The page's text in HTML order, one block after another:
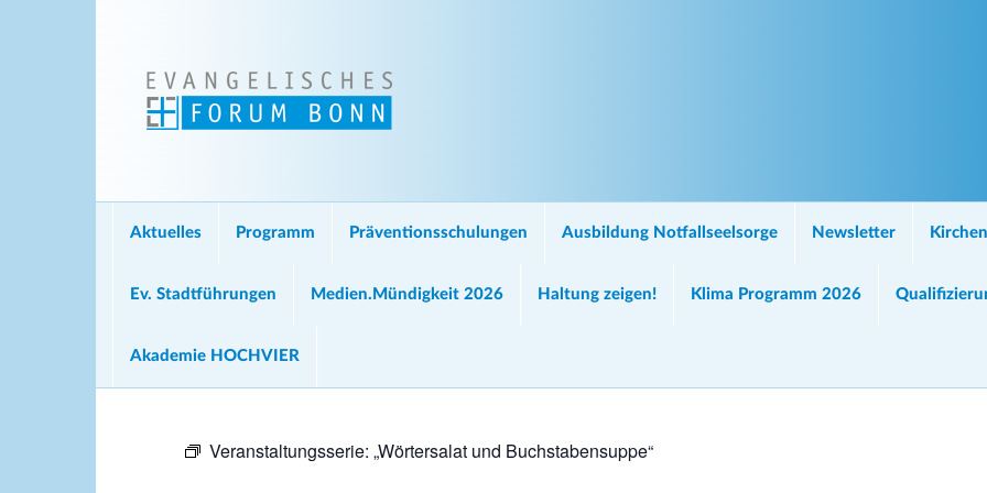
Aktuelles Programm Präventionsschulungen Ausbildung Notfallseelsorge Newsletter
Ev. Stadtführungen Medien.Mündigkeit 2026 Haltung zeigen! Klima Programm 2026
Akademie HOCHVIER
Veranstaltungsserie: „Wörtersalat und Buchstabensuppe“